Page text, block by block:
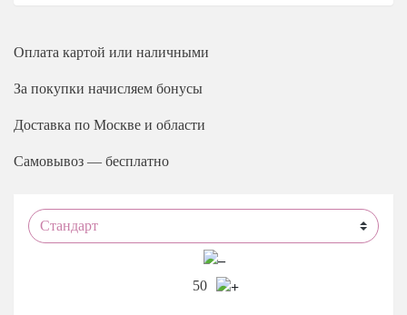
Оплата картой или наличными
За покупки начисляем бонусы
Доставка по Москве и области
Самовывоз — бесплатно
50